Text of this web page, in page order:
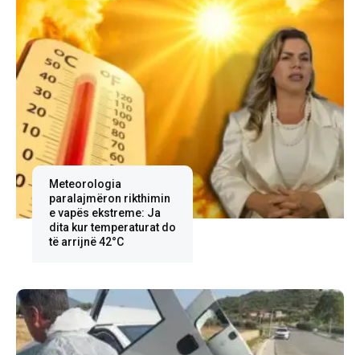
Meteorologia
paralajmëron rikthimin
e vapës ekstreme: Ja
dita kur temperaturat do
të arrijnë 42°C